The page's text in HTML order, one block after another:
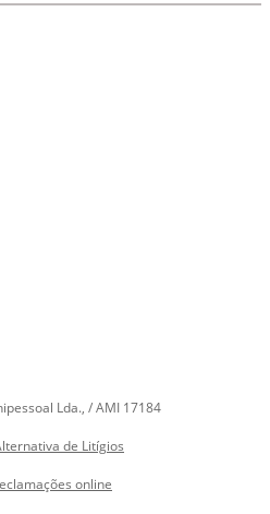
Lda., / AMI 17184
de Litígios
online